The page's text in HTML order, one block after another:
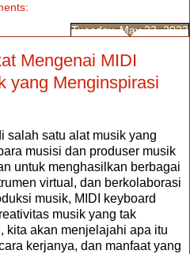
Tuesday, May 23, 2023
Mengenai MIDI
yang Menginspirasi
salah satu alat musik yang
musisi dan produser musik
untuk menghasilkan berbagai
virtual, dan berkolaborasi
musik, MIDI keyboard
musik yang tak
kita akan menjelajahi apa itu
kerjanya, dan manfaat yang